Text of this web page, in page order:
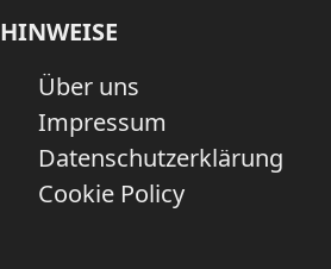
HINWEISE
Über uns
Impressum
Datenschutzerklärung
Cookie Policy